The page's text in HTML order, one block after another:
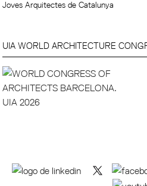
Joves Arquitectes de Catalunya
UIA WORLD ARCHITECTURE